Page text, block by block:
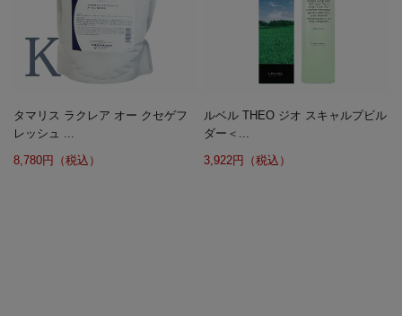
タマリス ラクレア オー クセゲフ
レッシュ ...
8,780円（税込）
ルベル THEO ジオ スキャルプビル
ダー＜...
3,922円（税込）